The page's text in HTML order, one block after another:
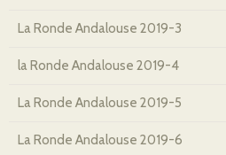
La Ronde Andalouse 2019-3
la Ronde Andalouse 2019-4
La Ronde Andalouse 2019-5
La Ronde Andalouse 2019-6